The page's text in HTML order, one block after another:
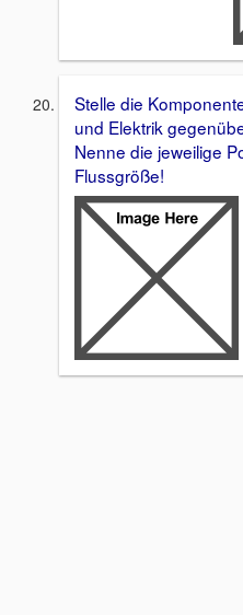
Stelle die
und Elektrik
Nenne die jeweilige
Flussgröße!